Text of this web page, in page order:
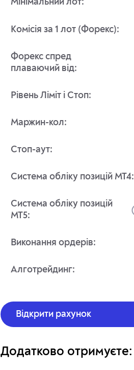
Мінімальний лот:
Комісія за 1 лот (Форекс):
Форекс спред
плаваючий від:
Рівень Ліміт і Стоп:
Маржин-кол:
Стоп-аут:
Система обліку позицій MT4:
Система обліку позицій
MT5:
Виконання ордерів:
Алготрейдинг:
Відкрити рахунок
Додатково отримуєте: